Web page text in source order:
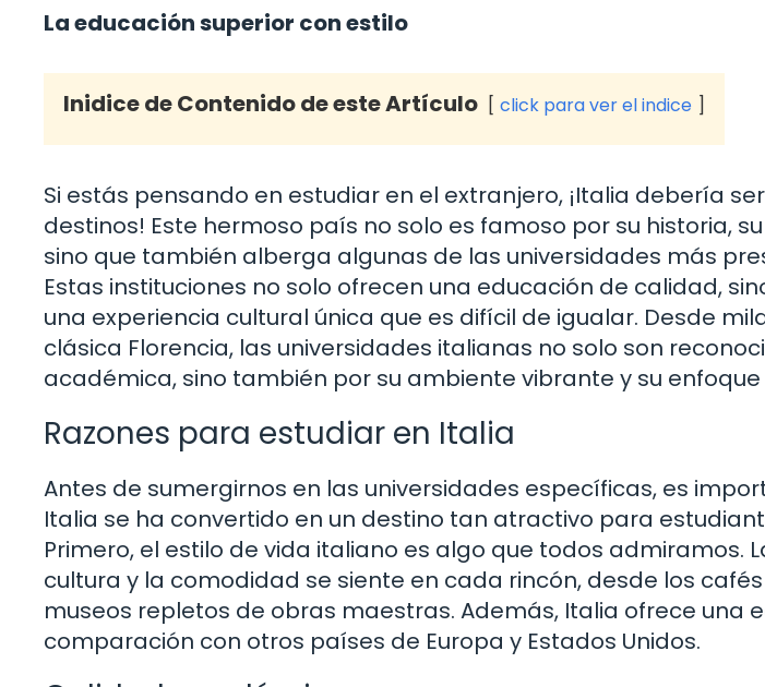
La educación superior con estilo
Inidice de Contenido de este Artículo click para ver el indice
Si estás pensando en estudiar en el extranjero, ¡Italia debería
destinos! Este hermoso país no solo es famoso por su historia,
sino que también alberga algunas de las universidades más
Estas instituciones no solo ofrecen una educación de calidad,
una experiencia cultural única que es difícil de igualar. Desde
clásica Florencia, las universidades italianas no solo son
académica, sino también por su ambiente vibrante y su enfoque
Razones para estudiar en Italia
Antes de sumergirnos en las universidades específicas, es
Italia se ha convertido en un destino tan atractivo para
Primero, el estilo de vida italiano es algo que todos admiramos.
cultura y la comodidad se siente en cada rincón, desde los
museos repletos de obras maestras. Además, Italia ofrece una
comparación con otros países de Europa y Estados Unidos.